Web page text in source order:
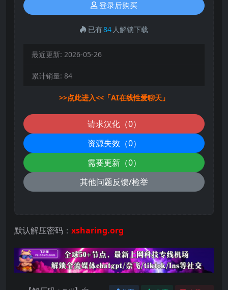
登录后购买
已有84 人解锁下载
最近更新: 2026-05-26
累计销量: 84
>>点此进入<<「AI在线性爱聊天」
请求汉化（0）
资源失效（0）
需要更新（0）
其他问题反馈/检举
默认解压密码： xsharing.org